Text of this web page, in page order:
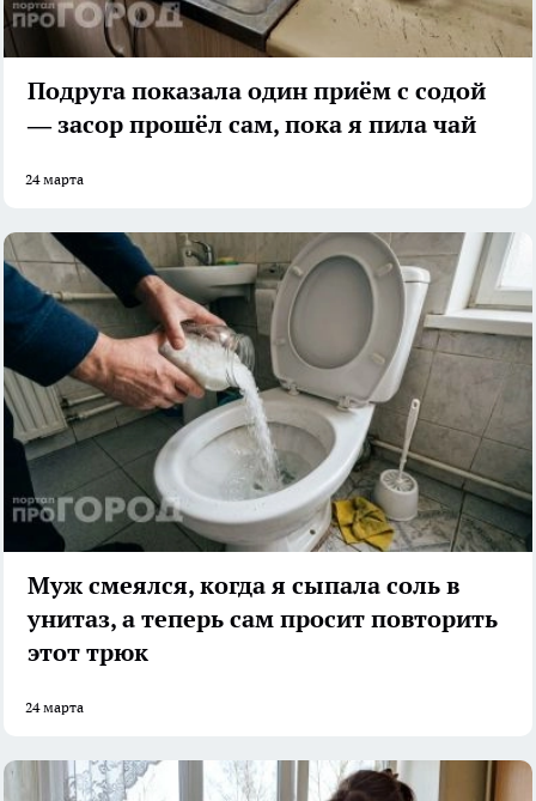
Подруга показала один приём с содой
— засор прошёл сам, пока я пила чай
24 марта
Муж смеялся, когда я сыпала соль в
унитаз, а теперь сам просит повторить
этот трюк
24 марта